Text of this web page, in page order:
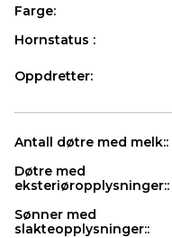
Farge:
Hornstatus :
Oppdretter:
Antall døtre med melk::
Døtre med
eksteriøropplysninger::
Sønner med
slakteopplysninger::